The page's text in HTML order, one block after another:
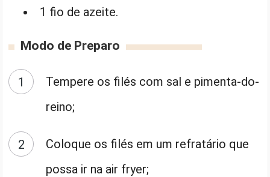
1 fio de azeite.
Modo de Preparo
Tempere os filés com sal e pimenta-do-
reino;
Coloque os filés em um refratário que
possa ir na air fryer;